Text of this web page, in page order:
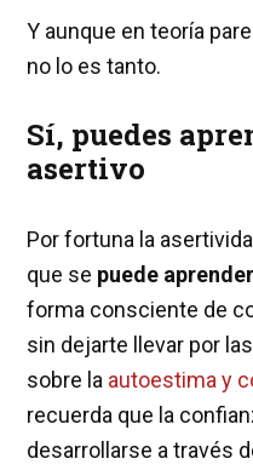
Y aunque en teoría
no lo es tanto.
Sí, puedes
asertivo
Por fortuna la
que se puede
forma consciente de
sin dejarte llevar por
sobre la autoestima y
recuerda que la
desarrollarse a través